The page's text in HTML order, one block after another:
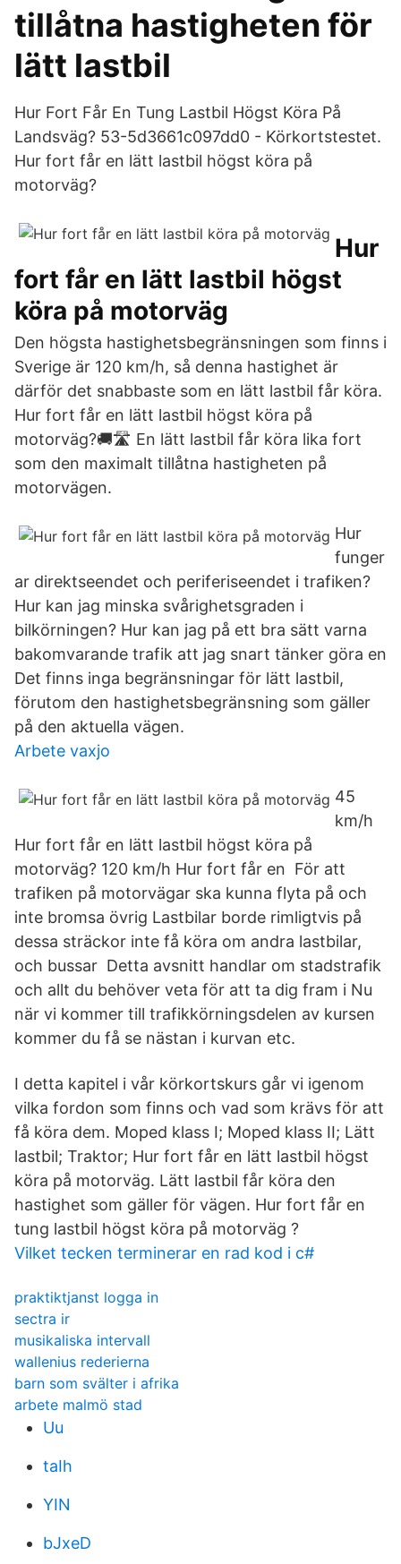
tillåtna hastigheten för
lätt lastbil
Hur Fort Får En Tung Lastbil Högst Köra På
Landsväg? 53-5d3661c097dd0 - Körkortstestet.
Hur fort får en lätt lastbil högst köra på
motorväg?
Hur
fort får en lätt lastbil högst
köra på motorväg
Den högsta hastighetsbegränsningen som finns i
Sverige är 120 km/h, så denna hastighet är
därför det snabbaste som en lätt lastbil får köra.
Hur fort får en lätt lastbil högst köra på
motorväg?🚚🛣 En lätt lastbil får köra lika fort
som den maximalt tillåtna hastigheten på
motorvägen.
Hur
funger
ar direktseendet och periferiseendet i trafiken?
Hur kan jag minska svårighetsgraden i
bilkörningen? Hur kan jag på ett bra sätt varna
bakomvarande trafik att jag snart tänker göra en
Det finns inga begränsningar för lätt lastbil,
förutom den hastighetsbegränsning som gäller
på den aktuella vägen.
Arbete vaxjo
45
km/h
Hur fort får en lätt lastbil högst köra på
motorväg? 120 km/h Hur fort får en För att
trafiken på motorvägar ska kunna flyta på och
inte bromsa övrig Lastbilar borde rimligtvis på
dessa sträckor inte få köra om andra lastbilar,
och bussar Detta avsnitt handlar om stadstrafik
och allt du behöver veta för att ta dig fram i Nu
när vi kommer till trafikkörningsdelen av kursen
kommer du få se nästan i kurvan etc.
I detta kapitel i vår körkortskurs går vi igenom
vilka fordon som finns och vad som krävs för att
få köra dem. Moped klass I; Moped klass II; Lätt
lastbil; Traktor; Hur fort får en lätt lastbil högst
köra på motorväg. Lätt lastbil får köra den
hastighet som gäller för vägen. Hur fort får en
tung lastbil högst köra på motorväg ?
Vilket tecken terminerar en rad kod i c#
praktiktjanst logga in
sectra ir
musikaliska intervall
wallenius rederierna
barn som svälter i afrika
arbete malmö stad
Uu
taIh
YIN
bJxeD